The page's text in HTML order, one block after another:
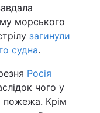
морського
загинули
судна.
Росія
чого у
пожежа. Крім